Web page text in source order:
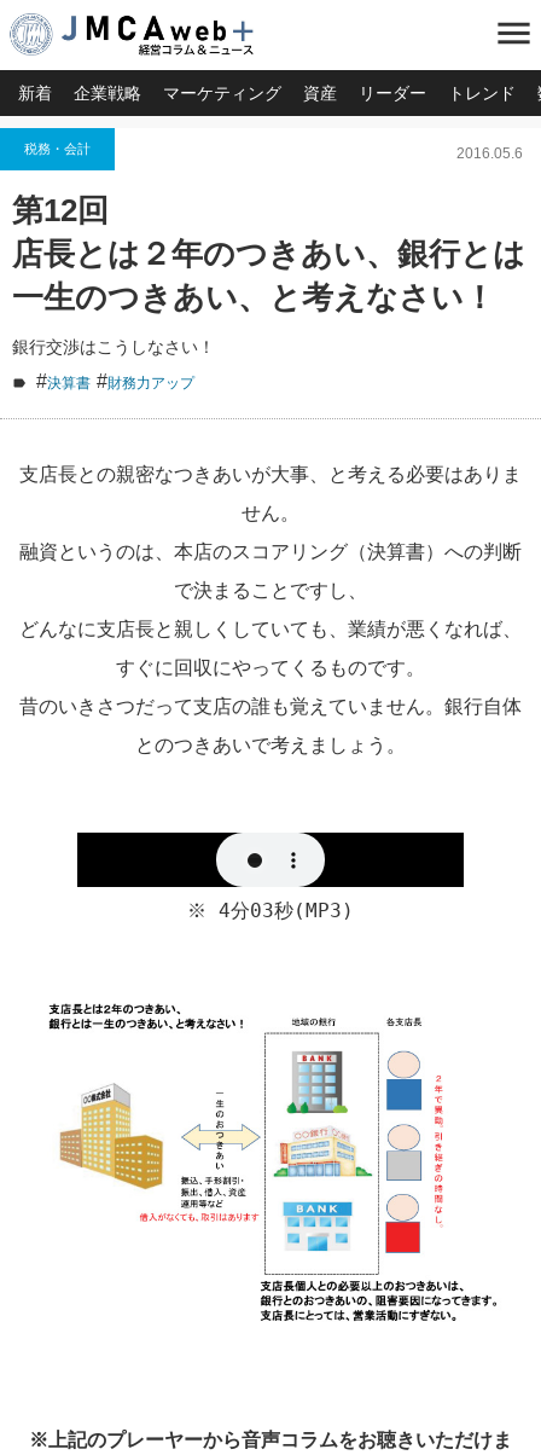
menu
新着 企業戦略 マーケティング 資産 リーダー トレンド
税務・会計 2016.05.6
第12回
店長とは２年のつきあい、銀行とは
一生のつきあい、と考えなさい！
銀行交渉はこうしなさい！
#決算書 #財務力アップ
支店長との親密なつきあいが大事、と考える必要はありま
せん。
融資というのは、本店のスコアリング（決算書）への判断
で決まることですし、
どんなに支店長と親しくしていても、業績が悪くなれば、
すぐに回収にやってくるものです。
昔のいきさつだって支店の誰も覚えていません。銀行自体
とのつきあいで考えましょう。
※ 4分03秒(MP3)
※上記のプレーヤーから音声コラムをお聴きいただけま